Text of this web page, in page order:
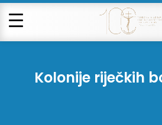
Kolonije riječkih